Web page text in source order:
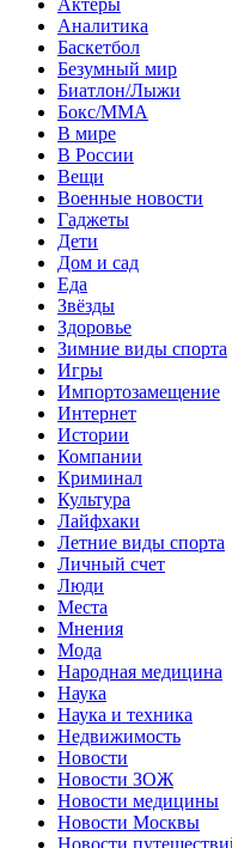
Аналитика
Баскетбол
Безумный мир
Биатлон/Лыжи
Бокс/MMA
В мире
В России
Вещи
Военные новости
Гаджеты
Дети
Дом и сад
Еда
Звёзды
Здоровье
Зимние виды спорта
Игры
Импортозамещение
Интернет
Истории
Компании
Криминал
Культура
Лайфхаки
Летние виды спорта
Личный счет
Люди
Места
Мнения
Мода
Народная медицина
Наука
Наука и техника
Недвижимость
Новости
Новости ЗОЖ
Новости медицины
Новости Москвы
Новости